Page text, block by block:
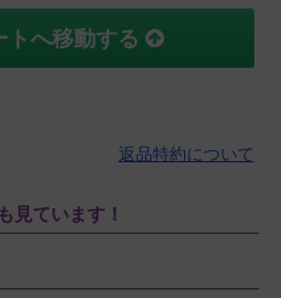
トへ移動する
返品特約について
見ています！